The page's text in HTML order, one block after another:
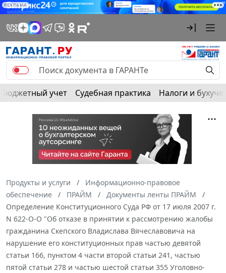
РЕКЛАМА
Бюджетный учет Судебная практика Налоги и
Продукты и услуги
Информационно-правовое
обеспечение
ПРАЙМ
Документы ленты ПРАЙМ
Определение Конституционного Суда РФ от 17 июля 2007 г.
N 622-О-О "Об отказе в принятии к рассмотрению жалобы
гражданина Скепского Владислава Вячеславовича на
нарушение его конституционных прав частью девятой
статьи 166, пунктом 4 части второй статьи 241, частью
пятой статьи 278 и частью шестой статьи 355 Уголовно-